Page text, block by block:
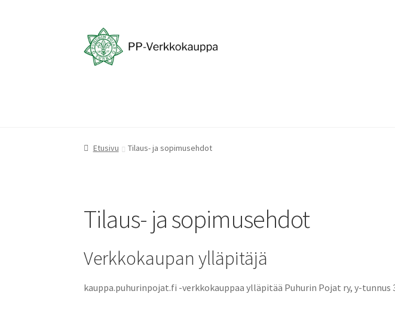
Siirry
navigointiin
Siirry
sisältöön
Etusivu Tilaus- ja sopimusehdot
Tilaus- ja sopimusehdot
Verkkokaupan ylläpitäjä
kauppa.puhurinpojat.fi -verkkokauppaa ylläpitää Puhurin Pojat ry, y-tunnus